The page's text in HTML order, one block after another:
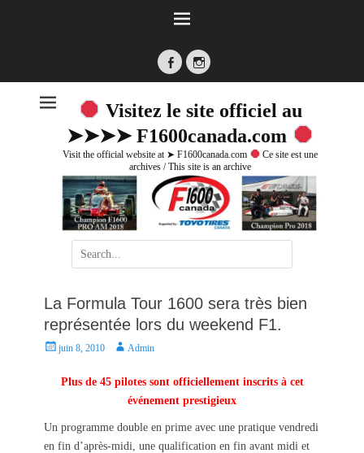
FacebookInstagram
Visitez le site officiel au
➤➤➤➤ F1600canada.com
Visit the official website at ➤ F1600canada.com
Ce site est une
archives / This site is an archive
Search
for:
La Formula Tour 1600 sera très bien
représentée lors du weekend F1.
P
d
o
juin 8, 2010
A
t
r
Admin
Plus de 45 pilotes sont officiellement inscrits à cet
événement prestigieux
Un programme double en prime avec une pratique vendredi
en fin d’après-midi, une qualification en fin avant midi et